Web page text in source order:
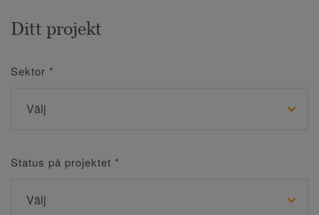
Ditt projekt
Sektor *
Status på projektet *